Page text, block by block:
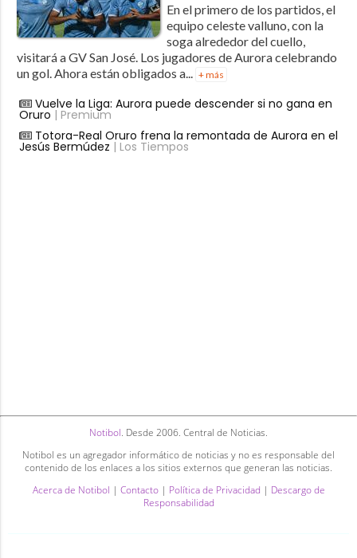
En el primero de los partidos, el
equipo celeste valluno, con la
soga alrededor del cuello,
visitará a GV San José. Los jugadores de Aurora celebrando
un gol. Ahora están obligados a... + más
Vuelve la Liga: Aurora puede descender si no gana en
Oruro | Premium
Totora-Real Oruro frena la remontada de Aurora en el
Jesús Bermúdez | Los Tiempos
Notibol. Desde 2006. Central de Noticias.
Notibol es un agregador informático de noticias y no es responsable del
contenido de los enlaces a los sitios externos que generan las noticias.
Acerca de Notibol | Contacto| Política de Privacidad | Descargo de
Responsabilidad